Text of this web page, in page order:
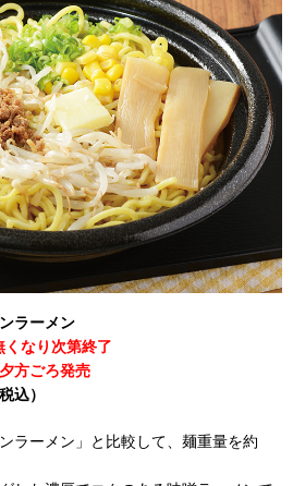
ラーメン
なり次第終了
方ごろ発売
込）
ラーメン」と比較して、麺重量を約